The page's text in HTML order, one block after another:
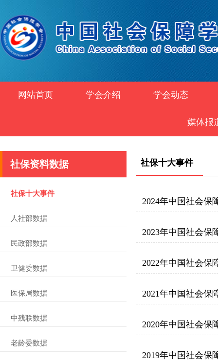
网站首页 学会介绍 学会动态
媒体报
社保资料数据
社保十大事件
人社部数据
民政部数据
卫健委数据
医保局数据
中残联数据
老龄委数据
社保十大事件
2024年中国社会保
2023年中国社会保
2022年中国社会保
2021年中国社会保
2020年中国社会保
2019年中国社会保